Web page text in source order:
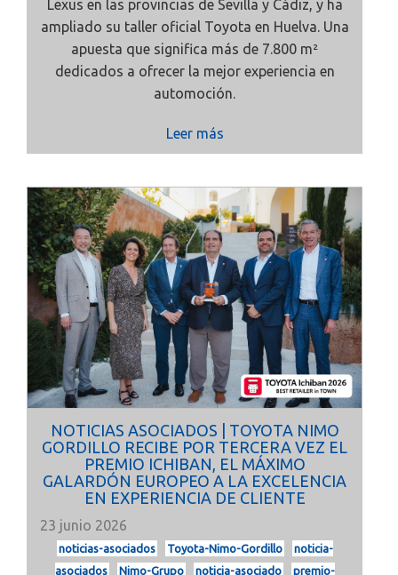
Lexus en las provincias de Sevilla y Cádiz, y ha
ampliado su taller oficial Toyota en Huelva. Una
apuesta que significa más de 7.800 m²
dedicados a ofrecer la mejor experiencia en
automoción.
Leer más
NOTICIAS ASOCIADOS | TOYOTA NIMO
GORDILLO RECIBE POR TERCERA VEZ EL
PREMIO ICHIBAN, EL MÁXIMO
GALARDÓN EUROPEO A LA EXCELENCIA
EN EXPERIENCIA DE CLIENTE
23 junio 2026
noticias-asociados Toyota-Nimo-Gordillo
noticia-
asociados
Nimo-Grupo noticia-asociado premio-